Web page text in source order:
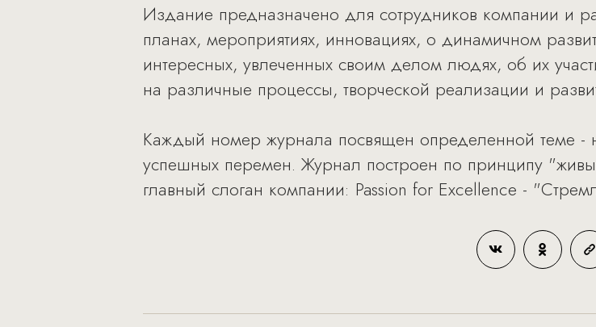
Издание предназначено для сотрудников компании и
планах, мероприятиях, инновациях, о динамичном
интересных, увлеченных своим делом людях, об их
на различные процессы, творческой реализации и
Каждый номер журнала посвящен определенной теме -
успешных перемен. Журнал построен по принципу
главный слоган компании: Passion for Excellence -